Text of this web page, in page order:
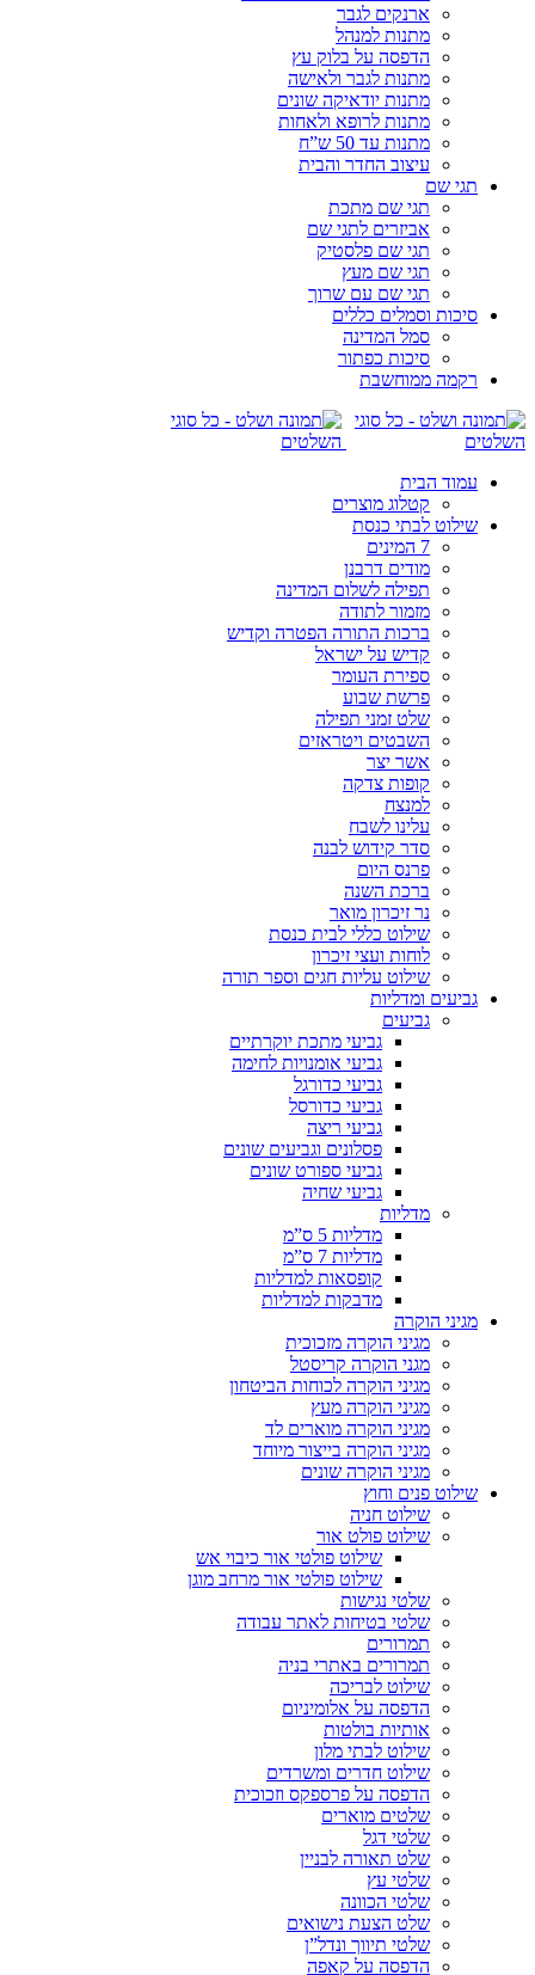
ארנקים לגבר
מתנות למנהל
הדפסה על בלוק עץ
מתנות לגבר ולאישה
מתנות יודאיקה שונים
מתנות לרופא ולאחות
מתנות עד 50 ש”ח
עיצוב החדר והבית
תגי שם
תגי שם מתכת
אביזרים לתגי שם
תגי שם פלסטיק
תגי שם מעץ
תגי שם עם שרוך
סיכות וסמלים כללים
סמל המדינה
סיכות כפתור
רקמה ממוחשבת
עמוד הבית
קטלוג מוצרים
שילוט לבתי כנסת
7 המינים
מודים דרבנן
תפילה לשלום המדינה
מזמור לתודה
ברכות התורה הפטרה וקדיש
קדיש על ישראל
ספירת העומר
פרשת שבוע
שלט זמני תפילה
השבטים ויטראזים
אשר יצר
קופות צדקה
למנצח
עלינו לשבח
סדר קידוש לבנה
פרנס היום
ברכת השנה
נר זיכרון מואר
שילוט כללי לבית כנסת
לוחות ועצי זיכרון
שילוט עליות חגים וספר תורה
גביעים ומדליות
גביעים
גביעי מתכת יוקרתיים
גביעי אומנויות לחימה
גביעי כדורגל
גביעי כדורסל
גביעי ריצה
פסלונים וגביעים שונים
גביעי ספורט שונים
גביעי שחיה
מדליות
מדליות 5 ס”מ
מדליות 7 ס”מ
קופסאות למדליות
מדבקות למדליות
מגיני הוקרה
מגיני הוקרה מזכוכית
מגני הוקרה קריסטל
מגיני הוקרה לכוחות הביטחון
מגיני הוקרה מעץ
מגיני הוקרה מוארים לד
מגיני הוקרה בייצור מיוחד
מגיני הוקרה שונים
שילוט פנים וחוץ
שילוט חניה
שילוט פולט אור
שילוט פולטי אור כיבוי אש
שילוט פולטי אור מרחב מוגן
שלטי נגישות
שלטי בטיחות לאתר עבודה
תמרורים
תמרורים באתרי בניה
שילוט לבריכה
הדפסה על אלומיניום
אותיות בולטות
שילוט לבתי מלון
שילוט חדרים ומשרדים
הדפסה על פרספקס וזכוכית
שלטים מוארים
שלטי דגל
שלט תאורה לבניין
שלטי עץ
שלטי הכוונה
שלט הצעת נישואים
שלטי תיווך ונדל”ן
הדפסה על קאפה